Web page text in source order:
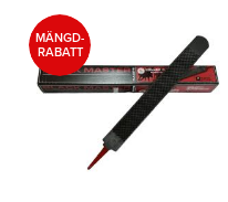
MÄNGD-
RABATT